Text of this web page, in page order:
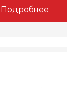
Подробнее